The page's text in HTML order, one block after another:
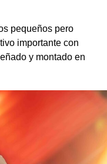
pequeños pero
importante con
y montado en